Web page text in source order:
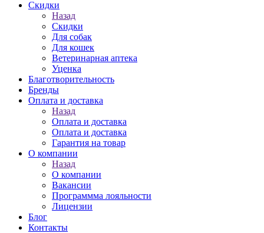
Скидки
Назад
Скидки
Для собак
Для кошек
Ветеринарная аптека
Уценка
Благотворительность
Бренды
Оплата и доставка
Назад
Оплата и доставка
Оплата и доставка
Гарантия на товар
О компании
Назад
О компании
Вакансии
Программма лояльности
Лицензии
Блог
Контакты